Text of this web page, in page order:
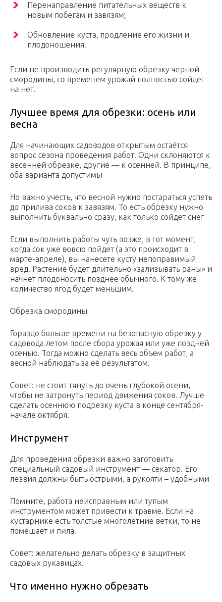
Перенаправление питательных веществ к
новым побегам и завязям;
Обновление куста, продление его жизни и
плодоношения.
Если не производить регулярную обрезку черной
смородины, со временем урожай полностью сойдет
на нет.
Лучшее время для обрезки: осень или
весна
Для начинающих садоводов открытым остаётся
вопрос сезона проведения работ. Одни склоняются к
весенней обрезке, другие — к осенней. В принципе,
оба варианта допустимы
Но важно учесть, что весной нужно постараться успеть
до прилива соков к завязям. То есть обрезку нужно
выполнить буквально сразу, как только сойдет снег
Если выполнить работы чуть позже, в тот момент,
когда сок уже вовсю пойдет (а это происходит в
марте-апреле), вы нанесете кусту непоправимый
вред. Растение будет длительно «зализывать раны» и
начнет плодоносить позднее обычного. К тому же
количество ягод будет меньшим.
Обрезка смородины
Гораздо больше времени на безопасную обрезку у
садовода летом после сбора урожая или уже поздней
осенью. Тогда можно сделать весь объем работ, а
весной наблюдать за её результатом.
Совет: не стоит тянуть до очень глубокой осени,
чтобы не затронуть период движения соков. Лучше
сделать осеннюю подрезку куста в конце сентября-
начале октября.
Инструмент
Для проведения обрезки важно заготовить
специальный садовый инструмент — секатор. Его
лезвия должны быть острыми, а рукояти – удобными
Помните, работа неисправным или тупым
инструментом может привести к травме. Если на
кустарнике есть толстые многолетние ветки, то не
помешает и пила.
Совет: желательно делать обрезку в защитных
садовых рукавицах.
Что именно нужно обрезать